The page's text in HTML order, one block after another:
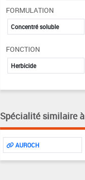
FORMULATION
Concentré soluble
FONCTION
Herbicide
Spécialité similaire à
AUROCH